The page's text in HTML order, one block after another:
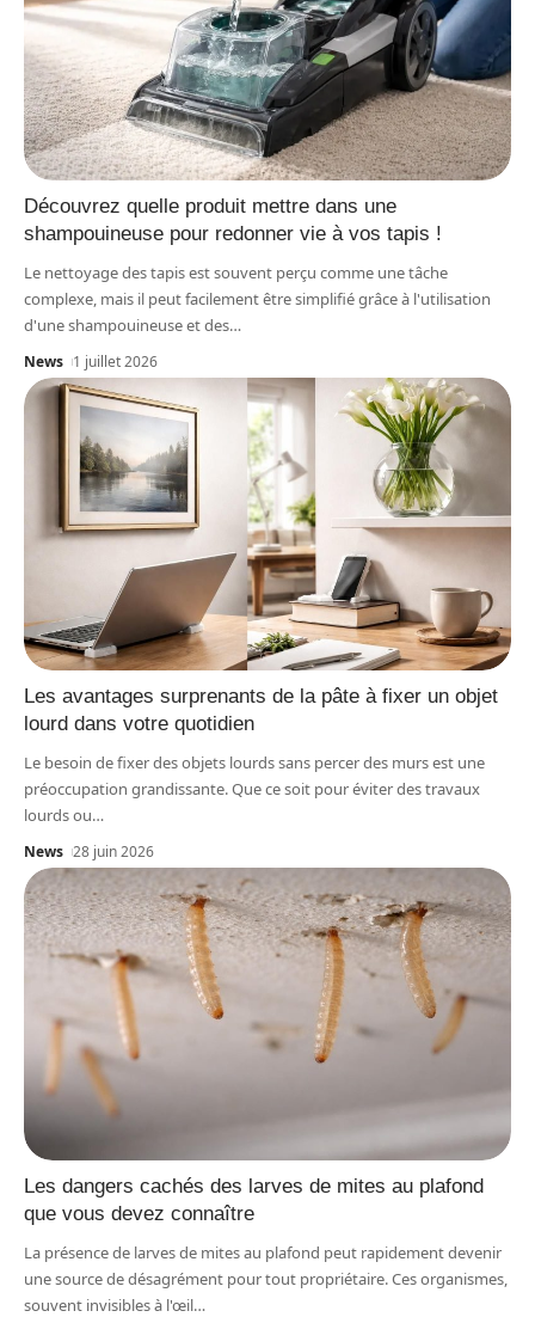
Découvrez quelle produit mettre dans une
shampouineuse pour redonner vie à vos tapis !
Le nettoyage des tapis est souvent perçu comme une tâche
complexe, mais il peut facilement être simplifié grâce à l'utilisation
d'une shampouineuse et des…
News 1 juillet 2026
Les avantages surprenants de la pâte à fixer un objet
lourd dans votre quotidien
Le besoin de fixer des objets lourds sans percer des murs est une
préoccupation grandissante. Que ce soit pour éviter des travaux
lourds ou…
News 28 juin 2026
Les dangers cachés des larves de mites au plafond
que vous devez connaître
La présence de larves de mites au plafond peut rapidement devenir
une source de désagrément pour tout propriétaire. Ces organismes,
souvent invisibles à l'œil…